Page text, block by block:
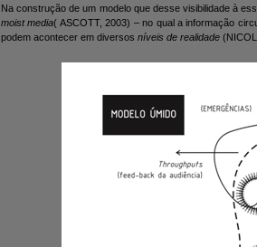
Na construção de um modelo que desse visibilidade à
moist media( ASCOTT, 2003) – no qual a informação
podem acontecer em diversos níveis de realidade